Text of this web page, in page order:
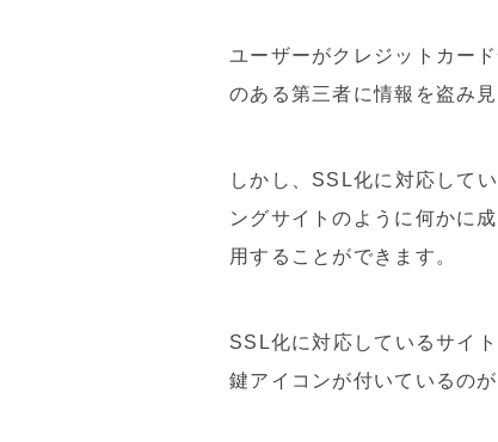
ユーザーがクレジットカー
のある第三者に情報を盗み
しかし、SSL化に対応して
ングサイトのように何かに
用することができます。
SSL化に対応しているサイ
鍵アイコンが付いているのが